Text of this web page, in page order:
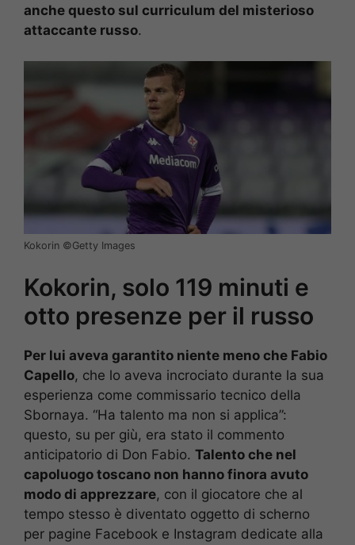
anche questo sul curriculum del misterioso
attaccante russo.
Kokorin ©️Getty Images
Kokorin, solo 119 minuti e
otto presenze per il russo
Per lui aveva garantito niente meno che Fabio
Capello, che lo aveva incrociato durante la sua
esperienza come commissario tecnico della
Sbornaya. “Ha talento ma non si applica”:
questo, su per giù, era stato il commento
anticipatorio di Don Fabio. Talento che nel
capoluogo toscano non hanno finora avuto
modo di apprezzare, con il giocatore che al
tempo stesso è diventato oggetto di scherno
per pagine Facebook e Instagram dedicate alla